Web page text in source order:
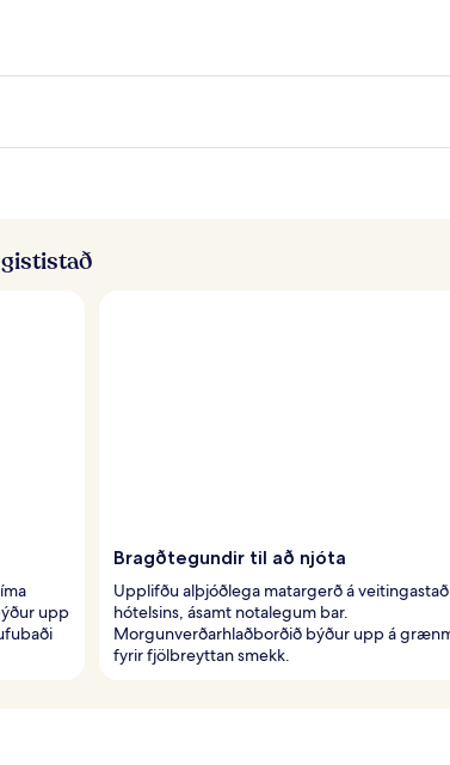
upp
Bragðtegundir til að njóta
Upplifðu alþjóðlega matargerð á veitingastað
hótelsins, ásamt notalegum bar.
Morgunverðarhlaðborðið býður upp á
fyrir fjölbreyttan smekk.